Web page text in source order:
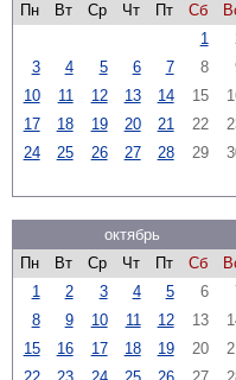
Пн
Вт Ср Чт Пт Сб
1
3
4 5 6 7 8
10
11 12 13 14 15
17
18 19 20 21 22
24
25 26 27 28 29
октябрь
Пн
Вт Ср Чт Пт Сб
1
2 3 4 5 6
8
9 10 11 12 13
15
16 17 18 19 20